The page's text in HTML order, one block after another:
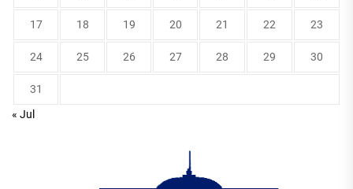
17 18 19 20 21 22 23
24 25 26 27 28 29 30
31
« Jul